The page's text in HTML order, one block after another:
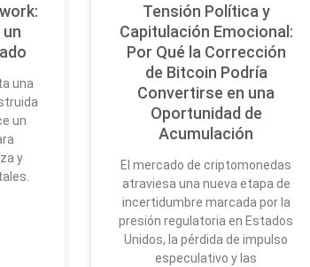
una
un
y
Tensión Política y
Capitulación Emocional:
Por Qué la Corrección
de Bitcoin Podría
Convertirse en una
Oportunidad de
Acumulación
El mercado de criptomonedas
atraviesa una nueva etapa de
incertidumbre marcada por la
presión regulatoria en Estados
Unidos, la pérdida de impulso
especulativo y las